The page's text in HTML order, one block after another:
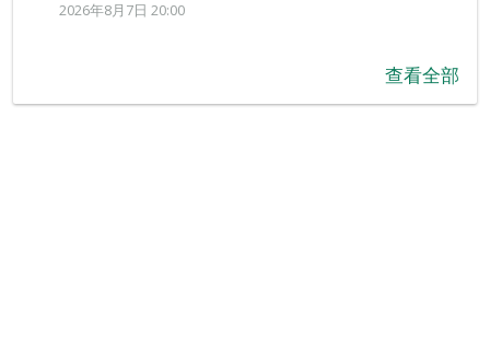
2026年8月7日 20:00
查看全部